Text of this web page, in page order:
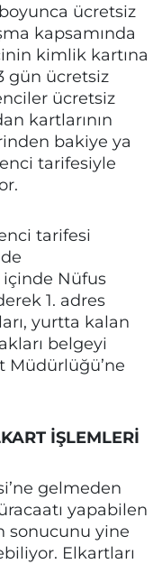
ücretsiz
kapsamında
kimlik kartına
gün ücretsiz
ücretsiz
kartlarının
bakiye ya
tarifesiyle
tarifesi
Nüfus
1. adres
yurtta kalan
belgeyi
Müdürlüğü’ne
İŞLEMLERİ
gelmeden
yapabilen
sonucunu yine
Elkartları